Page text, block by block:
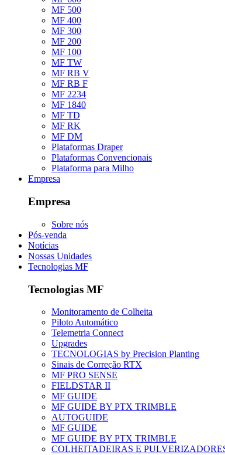
MF 500
MF 400
MF 300
MF 200
MF 100
MF TW
MF RB V
MF RB F
MF 2234
MF 1840
MF TD
MF RK
MF DM
Plataformas Draper
Plataformas Convencionais
Plataforma para Milho
Empresa
Empresa
Sobre nós
Pós-venda
Notícias
Nossas Unidades
Tecnologias MF
Tecnologias MF
Monitoramento de Colheita
Piloto Automático
Telemetria Connect
Upgrades
TECNOLOGIAS by Precision Planting
Sinais de Correção RTX
MF PRO SENSE
FIELDSTAR II
MF GUIDE
MF GUIDE BY PTX TRIMBLE
AUTOGUIDE
MF GUIDE
MF GUIDE BY PTX TRIMBLE
COLHEITADEIRAS E